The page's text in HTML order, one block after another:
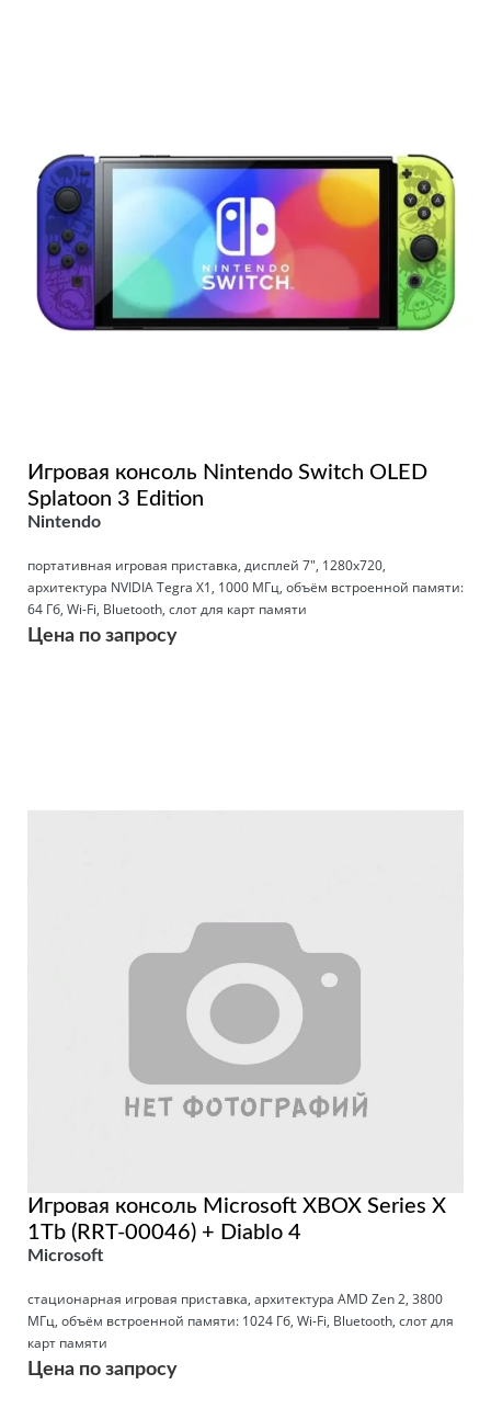
Игровая консоль Nintendo Switch OLED
Splatoon 3 Edition
Nintendo
портативная игровая приставка, дисплей 7", 1280x720,
архитектура NVIDIA Tegra X1, 1000 МГц, объём встроенной памяти:
64 Гб, Wi-Fi, Bluetooth, слот для карт памяти
Цена по запросу
Игровая консоль Microsoft XBOX Series X
1Tb (RRT-00046) + Diablo 4
Microsoft
стационарная игровая приставка, архитектура AMD Zen 2, 3800
МГц, объём встроенной памяти: 1024 Гб, Wi-Fi, Bluetooth, слот для
карт памяти
Цена по запросу